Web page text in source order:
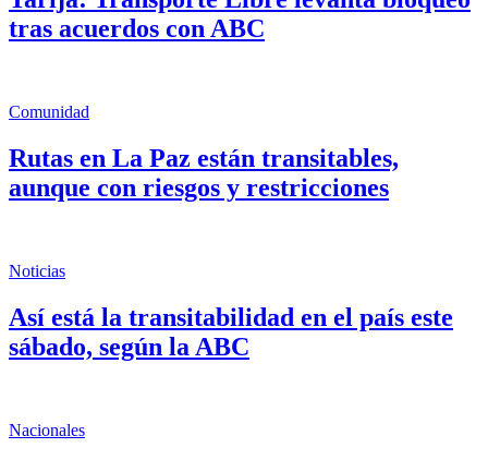
tras acuerdos con ABC
Comunidad
Rutas en La Paz están transitables,
aunque con riesgos y restricciones
Noticias
Así está la transitabilidad en el país este
sábado, según la ABC
Nacionales